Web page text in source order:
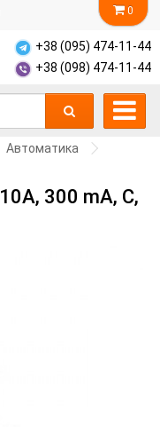
0
+38 (095) 474-11-44
+38 (098) 474-11-44
Автоматика
300 mA, С,